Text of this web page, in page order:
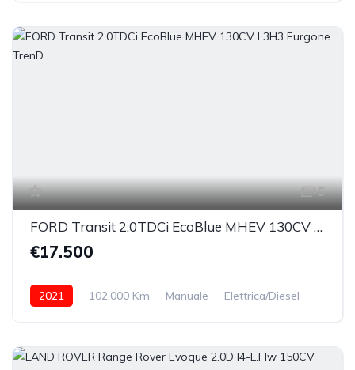
5
FORD Transit 2.0TDCi EcoBlue MHEV 130CV L3H3 Furgone TrenD
€17.500
2021 102.000 Km Manuale
Elettrica/Diesel